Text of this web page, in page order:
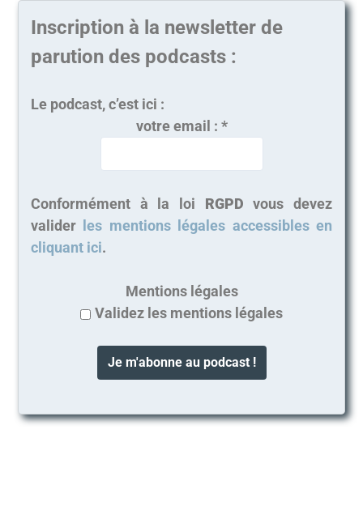
Inscription à la newsletter de
parution des podcasts :
Le podcast, c’est ici :
votre email : *
Conformément à la loi RGPD vous devez
valider
les mentions légales accessibles en
cliquant ici.
Mentions légales
Validez les mentions légales